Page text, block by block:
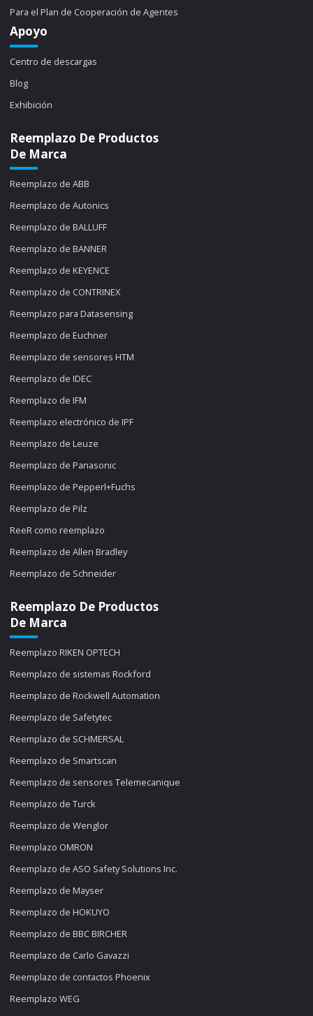
Para el Plan de Cooperación de Agentes
Apoyo
Centro de descargas
Blog
Exhibición
Reemplazo De Productos
De Marca
Reemplazo de ABB
Reemplazo de Autonics
Reemplazo de BALLUFF
Reemplazo de BANNER
Reemplazo de KEYENCE
Reemplazo de CONTRINEX
Reemplazo para Datasensing
Reemplazo de Euchner
Reemplazo de sensores HTM
Reemplazo de IDEC
Reemplazo de IFM
Reemplazo electrónico de IPF
Reemplazo de Leuze
Reemplazo de Panasonic
Reemplazo de Pepperl+Fuchs
Reemplazo de Pilz
ReeR como reemplazo
Reemplazo de Allen Bradley
Reemplazo de Schneider
Reemplazo De Productos
De Marca
Reemplazo RIKEN OPTECH
Reemplazo de sistemas Rockford
Reemplazo de Rockwell Automation
Reemplazo de Safetytec
Reemplazo de SCHMERSAL
Reemplazo de Smartscan
Reemplazo de sensores Telemecanique
Reemplazo de Turck
Reemplazo de Wenglor
Reemplazo OMRON
Reemplazo de ASO Safety Solutions Inc.
Reemplazo de Mayser
Reemplazo de HOKUYO
Reemplazo de BBC BIRCHER
Reemplazo de Carlo Gavazzi
Reemplazo de contactos Phoenix
Reemplazo WEG